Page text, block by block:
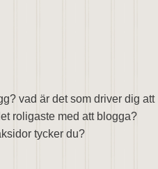
vad är det som driver dig att
roligaste med att blogga?
tycker du?